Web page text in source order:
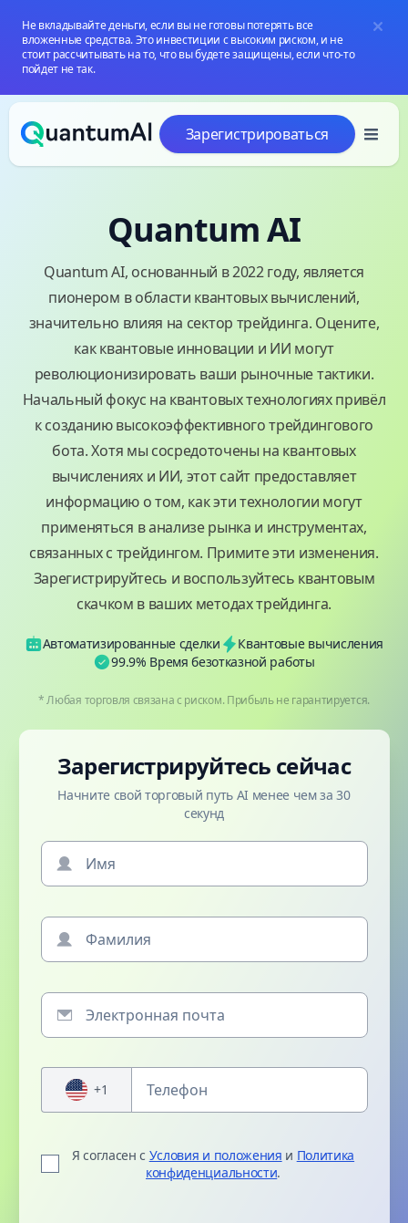
Не вкладывайте деньги, если вы не готовы потерять все
вложенные средства. Это инвестиции с высоким риском, и не
стоит рассчитывать на то, что вы будете защищены, если что-то
пойдет не так.
Перейти к содержанию
Зарегистрироваться
Quantum AI
Quantum AI, основанный в 2022 году, является
пионером в области квантовых вычислений,
значительно влияя на сектор трейдинга. Оцените,
как квантовые инновации и ИИ могут
революционизировать ваши рыночные тактики.
Начальный фокус на квантовых технологиях привёл
к созданию высокоэффективного трейдингового
бота. Хотя мы сосредоточены на квантовых
вычислениях и ИИ, этот сайт предоставляет
информацию о том, как эти технологии могут
применяться в анализе рынка и инструментах,
связанных с трейдингом. Примите эти изменения.
Зарегистрируйтесь и воспользуйтесь квантовым
скачком в ваших методах трейдинга.
Автоматизированные сделки
Квантовые вычисления
99.9% Время безотказной работы
* Любая торговля связана с риском. Прибыль не гарантируется.
Зарегистрируйтесь сейчас
Начните свой торговый путь AI менее чем за 30
секунд
+1
Я согласен с Условия и положения и Политика
конфиденциальности.